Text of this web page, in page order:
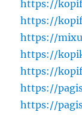
https://
https://
https://
https://
https://
https://
https://